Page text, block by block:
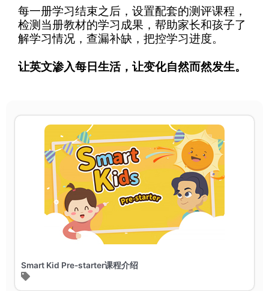
每一册学习结束之后，设置配套的测评课程，
检测当册教材的学习成果，帮助家长和孩子了
解学习情况，查漏补缺，把控学习进度。
让英文渗入每日生活，让变化自然而然发生。
Smart Kid Pre-starter课程介绍